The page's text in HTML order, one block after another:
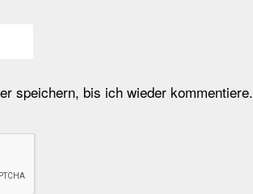
speichern, bis ich wieder kommentiere.